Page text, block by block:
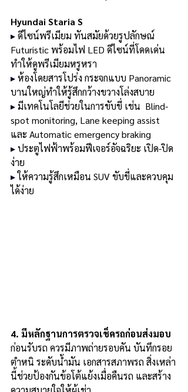
Hyundai Staria S
▸ ดีไซน์พรีเมียม ทันสมัยด้วยรูปลักษณ์
Futuristic พร้อมไฟ LED ดีไซน์ที่โดดเด่น
ทำให้ดูพรีเมียมหรูหรา
▸ ห้องโดยสารโปร่ง กระจกแบบ Panoramic
บานใหญ่ทำให้รู้สึกกว้างขวางโล่งสบาย
▸ มีเทคโนโลยีช่วยในการขับขี่ เช่น  Blind-
spot monitoring, Lane keeping assist
และ Automatic emergency braking
▸ ประตูไฟฟ้าพร้อมฟีเจอร์อัจฉริยะ เปิด-ปิด
ง่าย
▸ ให้ความรู้สึกเหมือน SUV ขับขี่และควบคุม
ได้ง่าย
4. มีหลักฐานการตรวจเช็ครถก่อนส่งมอบ
ก่อนรับรถ ควรมีภาพถ่ายรอบคัน บันทึกรอย
ตำหนิ ระดับน้ำมัน เอกสารสภาพรถ สิ่งเหล่า
นี้ช่วยป้องกันข้อโต้แย้งเมื่อคืนรถ และสร้าง